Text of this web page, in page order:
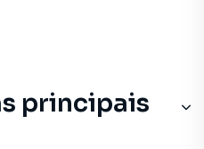
principais